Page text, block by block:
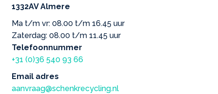
1332AV Almere
Ma t/m vr: 08.00 t/m 16.45 uur
Zaterdag: 08.00 t/m 11.45 uur
Telefoonnummer
+31 (0)36 540 93 66
Email adres
aanvraag@schenkrecycling.nl